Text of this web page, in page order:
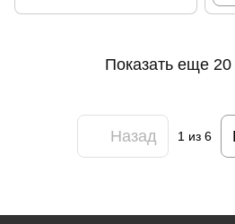
Показать еще 20
Назад 1из 6